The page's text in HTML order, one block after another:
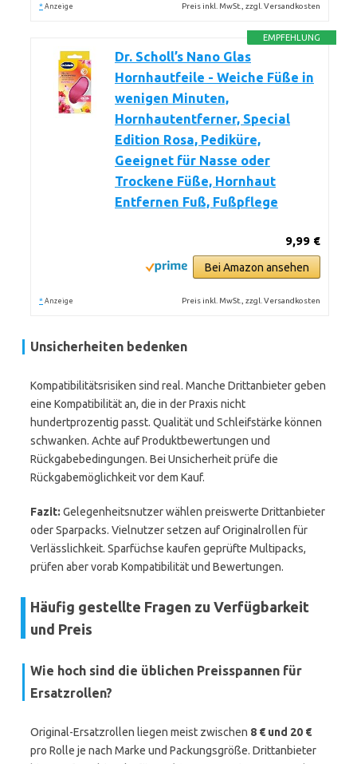
* Anzeige Preis inkl. MwSt., zzgl. Versandkosten
EMPFEHLUNG
Dr. Scholl’s Nano Glas
Hornhautfeile - Weiche Füße in
wenigen Minuten,
Hornhautentferner, Special
Edition Rosa, Pediküre,
Geeignet für Nasse oder
Trockene Füße, Hornhaut
Entfernen Fuß, Fußpflege
9,99 €
Bei Amazon ansehen
* Anzeige Preis inkl. MwSt., zzgl. Versandkosten
Unsicherheiten bedenken
Kompatibilitätsrisiken sind real. Manche Drittanbieter geben
eine Kompatibilität an, die in der Praxis nicht
hundertprozentig passt. Qualität und Schleifstärke können
schwanken. Achte auf Produktbewertungen und
Rückgabebedingungen. Bei Unsicherheit prüfe die
Rückgabemöglichkeit vor dem Kauf.
Fazit: Gelegenheitsnutzer wählen preiswerte Drittanbieter
oder Sparpacks. Vielnutzer setzen auf Originalrollen für
Verlässlichkeit. Sparfüchse kaufen geprüfte Multipacks,
prüfen aber vorab Kompatibilität und Bewertungen.
Häufig gestellte Fragen zu Verfügbarkeit
und Preis
Wie hoch sind die üblichen Preisspannen für
Ersatzrollen?
Original-Ersatzrollen liegen meist zwischen 8 € und 20 €
pro Rolle je nach Marke und Packungsgröße. Drittanbieter